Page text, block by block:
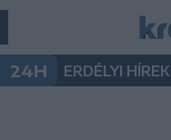
24H ERDÉLYI HÍREK